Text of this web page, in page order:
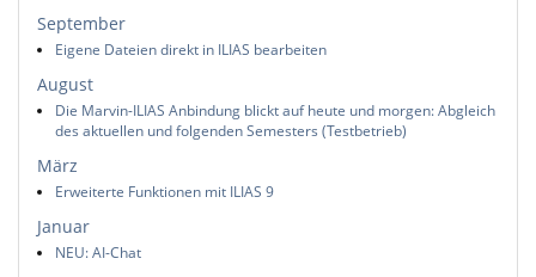
September
Eigene Dateien direkt in ILIAS bearbeiten
August
Die Marvin-ILIAS Anbindung blickt auf heute und morgen: Abgleich
des aktuellen und folgenden Semesters (Testbetrieb)
März
Erweiterte Funktionen mit ILIAS 9
Januar
NEU: AI-Chat